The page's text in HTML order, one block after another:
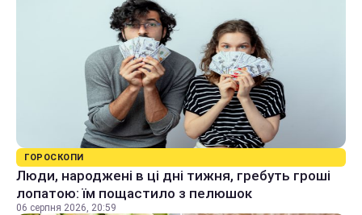
ГОРОСКОПИ
Люди, народжені в ці дні тижня, гребуть гроші
лопатою: їм пощастило з пелюшок
06 серпня 2026, 20:59